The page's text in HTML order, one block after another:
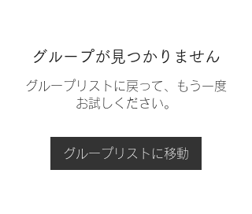
グループが見つかりません
グループリストに戻って、もう一度
お試しください。
グループリストに移動